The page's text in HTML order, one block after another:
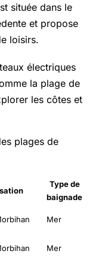
située dans le
et propose
loisirs.
électriques
la plage de
les côtes et
plages de
Type de
baignade
Mer
Mer